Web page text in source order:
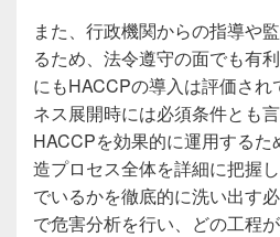
また、行政機関からの指導や
るため、法令遵守の面でも有
にもHACCPの導入は評価さ
ネス展開時には必須条件とも
HACCPを効果的に運用する
造プロセス全体を詳細に把握
でいるかを徹底的に洗い出す
で危害分析を行い、どの工程